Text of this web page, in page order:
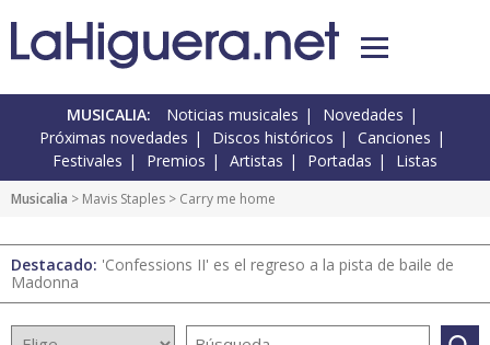
MUSICALIA: Noticias musicales
Novedades
Próximas novedades
Discos históricos
Canciones
Festivales
Premios Artistas Portadas Listas
Musicalia > Mavis Staples > Carry me home
Destacado: 'Confessions II' es el regreso a la pista de baile de
Madonna